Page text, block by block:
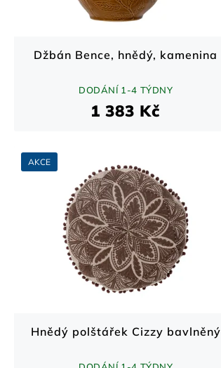
Džbán Bence, hnědý, kamenina
DODÁNÍ 1-4 TÝDNY
1 383 Kč
AKCE
Hnědý polštářek Cizzy bavlněný